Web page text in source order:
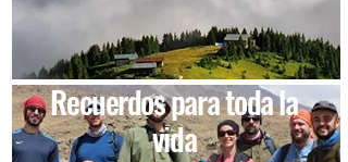
Recuerdos para toda la
vida